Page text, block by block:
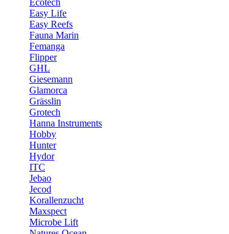
Ecotech
Easy Life
Easy Reefs
Fauna Marin
Femanga
Flipper
GHL
Giesemann
Glamorca
Grässlin
Grotech
Hanna Instruments
Hobby
Hunter
Hydor
ITC
Jebao
Jecod
Korallenzucht
Maxspect
Microbe Lift